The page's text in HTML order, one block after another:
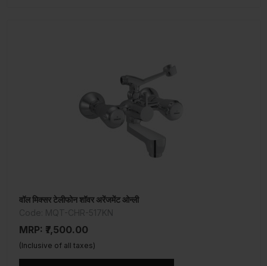
वॉल मिक्सर टेलीफोन शॉवर अरेंजमेंट ओन्ली
MRP: ₹7,500.00
(Inclusive of all taxes)